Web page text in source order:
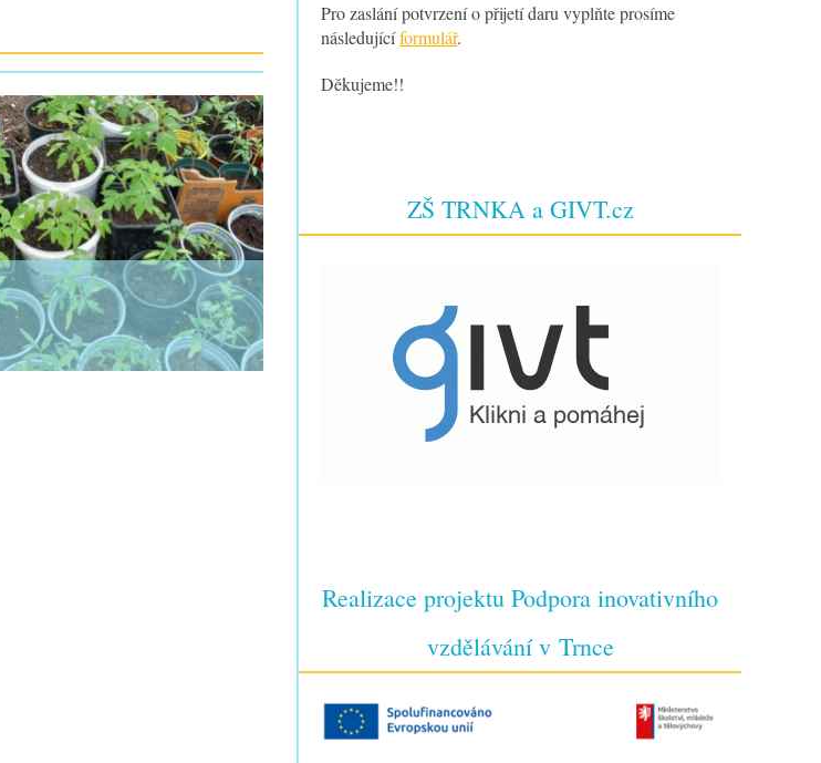
Pro zaslání potvrzení o přijetí daru vyplňte prosíme
následujícíformulář.
Děkujeme!!
ZŠ TRNKA a GIVT.cz
Realizace projektu Podpora inovativního
vzdělávání v Trnce